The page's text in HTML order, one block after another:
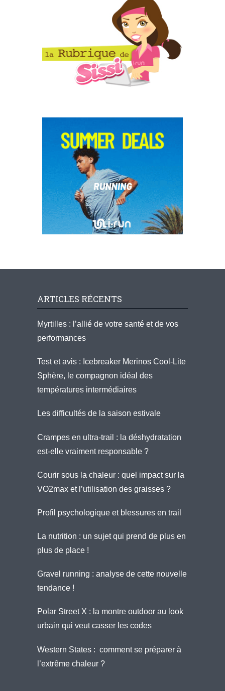
ARTICLES RÉCENTS
Myrtilles : l’allié de votre santé et de vos
performances
Test et avis : Icebreaker Merinos Cool-Lite
Sphère, le compagnon idéal des
températures intermédiaires
Les difficultés de la saison estivale
Crampes en ultra-trail : la déshydratation
est-elle vraiment responsable ?
Courir sous la chaleur : quel impact sur la
VO2max et l’utilisation des graisses ?
Profil psychologique et blessures en trail
La nutrition : un sujet qui prend de plus en
plus de place !
Gravel running : analyse de cette nouvelle
tendance !
Polar Street X : la montre outdoor au look
urbain qui veut casser les codes
Western States : comment se préparer à
l’extrême chaleur ?